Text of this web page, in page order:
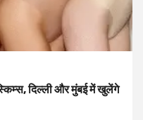
दिल्ली और मुंबई में खुलेंगे